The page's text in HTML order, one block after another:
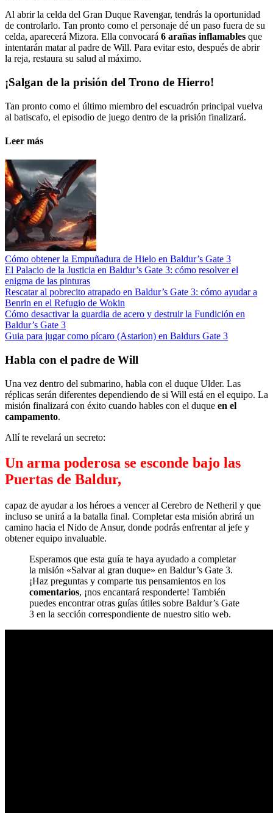
Al abrir la celda del Gran Duque Ravengar, tendrás la oportunidad
de controlarlo. Tan pronto como el personaje dé un paso fuera de su
celda, aparecerá Mizora. Ella convocará 6 arañas inflamables que
intentarán matar al padre de Will. Para evitar esto, después de abrir
la reja, restaura su salud al máximo.
¡Salgan de la prisión del Trono de Hierro!
Tan pronto como el último miembro del escuadrón principal vuelva
al batiscafo, el episodio de juego dentro de la prisión finalizará.
Leer más
Cómo obtener la Empuñadura de Hielo en Baldur’s Gate 3
El Palacio de la Justicia en Baldur’s Gate 3: cómo resolver el
enigma de las pinturas
Rescatar al pobrecito atrapado en Baldur’s Gate 3: cómo ayudar a
Benrin en el Refugio de Wokin
Cómo desactivar la guardia de acero y destruir la Fundición en
Baldur’s Gate 3
Guia para jugar como pícaro (Astarion) en Baldurs Gate 3
Habla con el padre de Will
Una vez dentro del submarino, habla con el duque Ulder. Las
réplicas serán diferentes dependiendo de si Will está en el equipo. La
misión finalizará con éxito cuando hables con el duque en el
campamento.
Allí te revelará un secreto:
Un arma poderosa se esconde bajo las
Puertas de Baldur,
capaz de ayudar a los héroes a vencer al Cerebro de Netheril y que
incluso se unirá a la batalla final. Completar esta misión abrirá un
camino hacia el Nido de Ansur, donde podrás enfrentar al jefe y
obtener equipo invaluable.
Esperamos que esta guía te haya ayudado a completar
la misión «Salvar al gran duque» en Baldur’s Gate 3.
¡Haz preguntas y comparte tus pensamientos en los
comentarios, ¡nos encantará responderte! También
puedes encontrar otras guías útiles sobre Baldur’s Gate
3 en la sección correspondiente de nuestro sitio web.